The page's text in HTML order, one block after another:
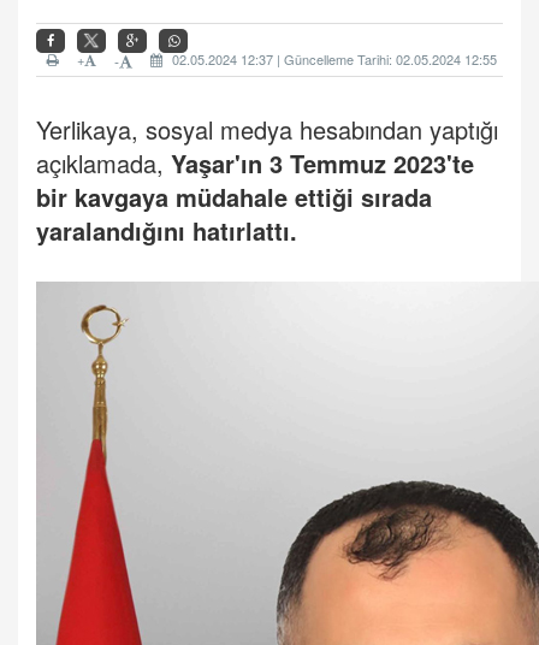
02.05.2024 12:37 | Güncelleme Tarihi: 02.05.2024 12:55
-
+
Yerlikaya, sosyal medya hesabından yaptığı
açıklamada, Yaşar'ın 3 Temmuz 2023'te
bir kavgaya müdahale ettiği sırada
yaralandığını hatırlattı.